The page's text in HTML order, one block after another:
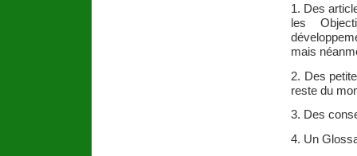
1. Des
les
mais
2. Des
reste du
3. Des
4. Un